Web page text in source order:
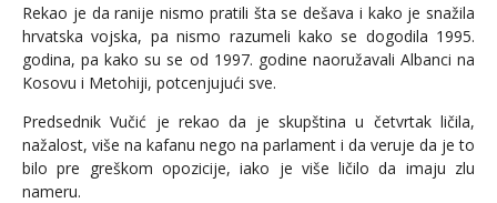
Rekao je da ranije nismo pratili šta se dešava i kako je snažila
hrvatska vojska, pa nismo razumeli kako se dogodila 1995.
godina, pa kako su se od 1997. godine naoružavali Albanci na
Kosovu i Metohiji, potcenjujući sve.
Predsednik Vučić je rekao da je skupština u četvrtak ličila,
nažalost, više na kafanu nego na parlament i da veruje da je to
bilo pre greškom opozicije, iako je više ličilo da imaju zlu
nameru.